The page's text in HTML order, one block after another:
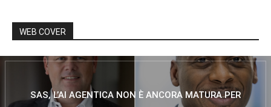
WEB COVER
SAS, L’AI AGENTICA NON È ANCORA MATURA PER